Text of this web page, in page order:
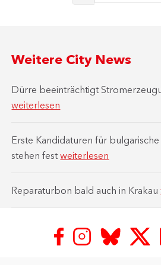
Weitere City News
Dürre beeinträchtigt
weiterlesen
Erste Kandidaturen für
stehen festweiterlesen
Reparaturbon bald auch in Krakau